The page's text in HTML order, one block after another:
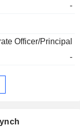
-
Officer/Principal
-